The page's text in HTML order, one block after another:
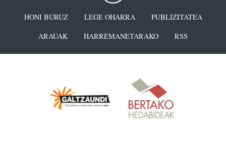
HONI BURUZ LEGE OHARRA
PUBLIZITATEA
ARAUAK
HARREMANETARAKO RSS